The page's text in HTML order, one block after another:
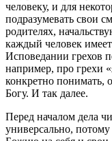
человеку, и для
подразумевать свои
родителях,
каждый человек
Исповедании грехов
например, про грехи
конкретно понимать,
Богу. И так далее.
Перед началом дела
универсально,